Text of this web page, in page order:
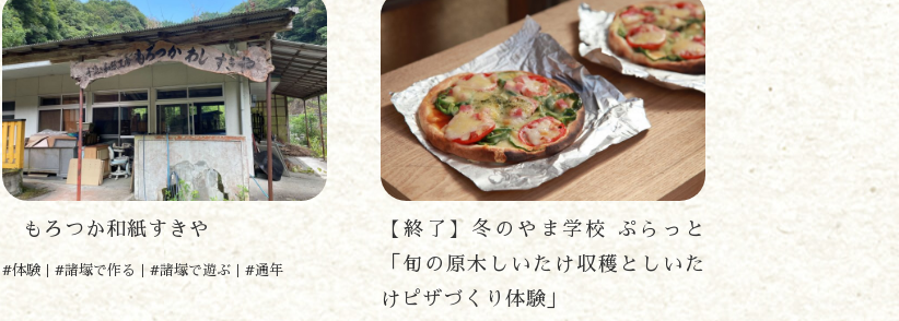
もろつか和紙すきや
#体験 #諸塚で作る #諸塚で遊ぶ #通年
【終了】冬のやま学校 ぷらっと
「旬の原木しいたけ収穫としいた
けピザづくり体験」